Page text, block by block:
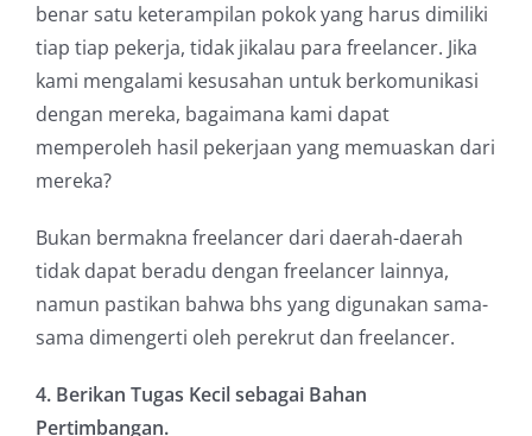
benar satu keterampilan pokok yang harus dimiliki
tiap tiap pekerja, tidak jikalau para freelancer. Jika
kami mengalami kesusahan untuk berkomunikasi
dengan mereka, bagaimana kami dapat
memperoleh hasil pekerjaan yang memuaskan dari
mereka?
Bukan bermakna freelancer dari daerah-daerah
tidak dapat beradu dengan freelancer lainnya,
namun pastikan bahwa bhs yang digunakan sama-
sama dimengerti oleh perekrut dan freelancer.
4. Berikan Tugas Kecil sebagai Bahan
Pertimbangan.